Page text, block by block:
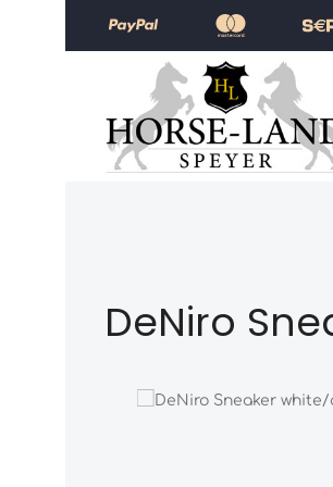
Zum Hauptinhalt springen
Zur Hauptnavigation springen
DeNiro
Bildergalerie überspringen